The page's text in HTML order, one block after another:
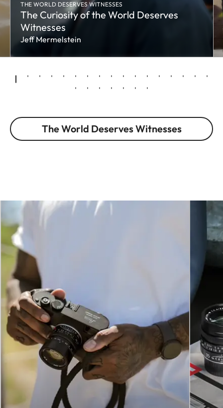
THE WORLD DESERVES WITNESSES
The Curiosity of the World Deserves
Witnesses
Jeff Mermelstein
The World Deserves Witnesses